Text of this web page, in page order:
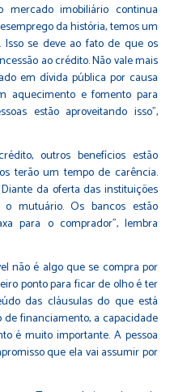
imobiliário continua
da história, temos um
se deve ao fato de que os
ao crédito. Não vale mais
em dívida pública por causa
aquecimento e fomento para
estão aproveitando isso”,
outros benefícios estão
terão um tempo de carência.
da oferta das instituições
mutuário. Os bancos estão
para o comprador”, lembra
não é algo que se compra por
ponto para ficar de olho é ter
das cláusulas do que está
de financiamento, a capacidade
é muito importante. A pessoa
que ela vai assumir por